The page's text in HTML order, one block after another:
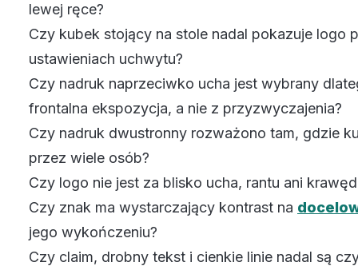
lewej ręce?
Czy kubek stojący na stole nadal pokazuje logo
ustawieniach uchwytu?
Czy nadruk naprzeciwko ucha jest wybrany
frontalna ekspozycja, a nie z przyzwyczajenia?
Czy nadruk dwustronny rozważono tam, gdzie
przez wiele osób?
Czy logo nie jest za blisko ucha, rantu ani
Czy znak ma wystarczający kontrast na
jego wykończeniu?
Czy claim, drobny tekst i cienkie linie nadal są